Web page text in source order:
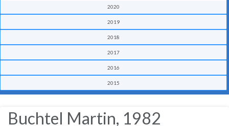
2020
2019
2018
2017
2016
2015
Buchtel Martin, 1982